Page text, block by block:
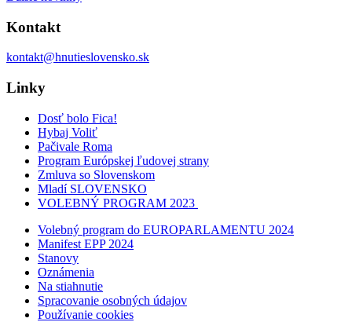
Kontakt
kontakt@hnutieslovensko.sk
Linky
Dosť bolo Fica!
Hybaj Voliť
Pačivale Roma
Program Európskej ľudovej strany
Zmluva so Slovenskom
Mladí SLOVENSKO
VOLEBNÝ PROGRAM 2023
Volebný program do EUROPARLAMENTU 2024
Manifest EPP 2024
Stanovy
Oznámenia
Na stiahnutie
Spracovanie osobných údajov
Používanie cookies